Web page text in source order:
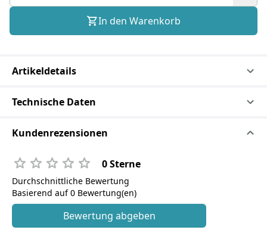
In den Warenkorb
Artikeldetails
Technische Daten
Kundenrezensionen
0 Sterne
Durchschnittliche Bewertung
Basierend auf 0 Bewertung(en)
Bewertung abgeben